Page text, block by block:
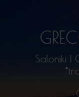
Saloniki |